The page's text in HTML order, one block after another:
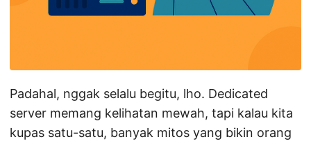
Padahal, nggak selalu begitu, lho. Dedicated
server memang kelihatan mewah, tapi kalau kita
kupas satu-satu, banyak mitos yang bikin orang